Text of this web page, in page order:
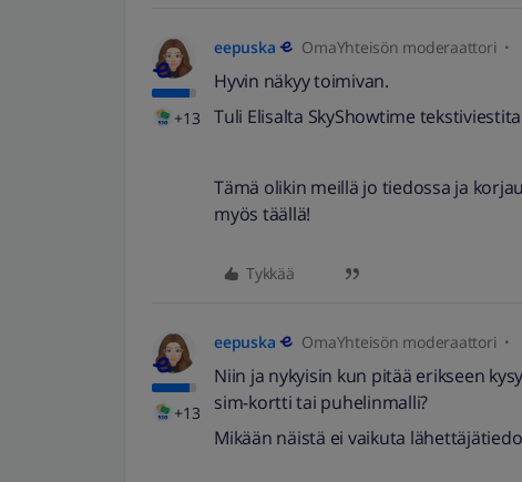
+13
eepuska OmaYhteisön moderaattori
Hyvin näkyy toimivan.
Tuli Elisalta SkyShowtime
Tämä olikin meillä jo tiedossa ja
myös täällä!
Tykkää
+13
eepuska OmaYhteisön moderaattori
Niin ja nykyisin kun pitää erikseen
sim-kortti tai puhelinmalli?
Mikään näistä ei vaikuta